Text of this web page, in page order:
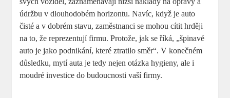
údržbu v dlouhodobém horizontu. Navíc, když je auto
čisté a v dobrém stavu, zaměstnanci se mohou cítit hrději
na to, že reprezentují firmu. Protože, jak se říká, „špinavé
auto je jako podnikání, které ztratilo směr“. V konečném
důsledku, mytí auta je tedy nejen otázka hygieny, ale i
moudré investice do budoucnosti vaší firmy.